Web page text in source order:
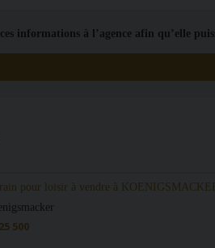
informations à l’agence afin qu’elle
pour loisir à vendre à
500